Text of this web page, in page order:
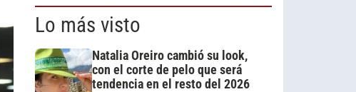
Lo más visto
Natalia Oreiro cambió su look,
con el corte de pelo que será
tendencia en el resto del 2026